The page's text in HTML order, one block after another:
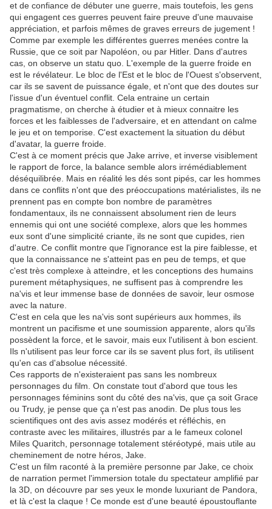
et de confiance de débuter une guerre, mais toutefois, les gens
qui engagent ces guerres peuvent faire preuve d'une mauvaise
appréciation, et parfois mêmes de graves erreurs de jugement !
Comme par exemple les différentes guerres menées contre la
Russie, que ce soit par Napoléon, ou par Hitler. Dans d'autres
cas, on observe un statu quo. L'exemple de la guerre froide en
est le révélateur. Le bloc de l'Est et le bloc de l'Ouest s'observent,
car ils se savent de puissance égale, et n'ont que des doutes sur
l'issue d'un éventuel conflit. Cela entraine un certain
pragmatisme, on cherche à étudier et à mieux connaitre les
forces et les faiblesses de l'adversaire, et en attendant on calme
le jeu et on temporise. C'est exactement la situation du début
d'avatar, la guerre froide.
C'est à ce moment précis que Jake arrive, et inverse visiblement
le rapport de force, la balance semble alors irrémédiablement
déséquilibrée. Mais en réalité les dés sont pipés, car les hommes
dans ce conflits n'ont que des préoccupations matérialistes, ils ne
prennent pas en compte bon nombre de paramètres
fondamentaux, ils ne connaissent absolument rien de leurs
ennemis qui ont une société complexe, alors que les hommes
eux sont d'une simplicité criante, ils ne sont que cupides, rien
d'autre. Ce conflit montre que l'ignorance est la pire faiblesse, et
que la connaissance ne s'atteint pas en peu de temps, et que
c'est très complexe à atteindre, et les conceptions des humains
purement métaphysiques, ne suffisent pas à comprendre les
na'vis et leur immense base de données de savoir, leur osmose
avec la nature.
C'est en cela que les na'vis sont supérieurs aux hommes, ils
montrent un pacifisme et une soumission apparente, alors qu'ils
possèdent la force, et le savoir, mais eux l'utilisent à bon escient.
Ils n'utilisent pas leur force car ils se savent plus fort, ils utilisent
qu'en cas d'absolue nécessité.
Ces rapports de n'existeraient pas sans les nombreux
personnages du film. On constate tout d'abord que tous les
personnages féminins sont du côté des na'vis, que ça soit Grace
ou Trudy, je pense que ça n'est pas anodin. De plus tous les
scientifiques ont des avis assez modérés et réfléchis, en
contraste avec les militaires, illustrés par a le fameux colonel
Miles Quaritch, personnage totalement stéréotypé, mais utile au
cheminement de notre héros, Jake.
C'est un film raconté à la première personne par Jake, ce choix
de narration permet l'immersion totale du spectateur amplifié par
la 3D, on découvre par ses yeux le monde luxuriant de Pandora,
et là c'est la claque ! Ce monde est d'une beauté époustouflante